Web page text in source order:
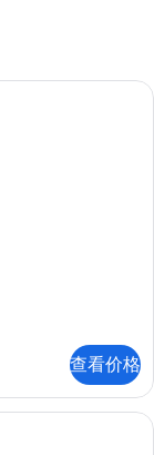
床房 | 客房内保险箱
查看价格
床房 (Sea Front) | 客